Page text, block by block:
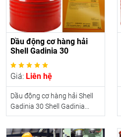
Dầu động cơ hàng hải
Shell Gadinia 30
Giá: Liên hệ
Dầu động cơ hàng hải Shell
Gadinia 30 Shell Gadinia...